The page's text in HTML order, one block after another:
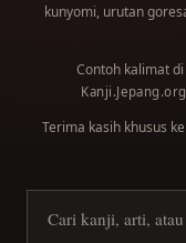
kunyomi, urutan
Contoh kalimat
Kanji.Jepang.org
Terima kasih khusus
Cari kanji